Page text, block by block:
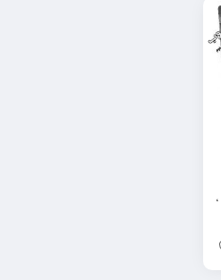
کامپیوتر گیمینگ دست دوم کد ۹۰۰۰ ،